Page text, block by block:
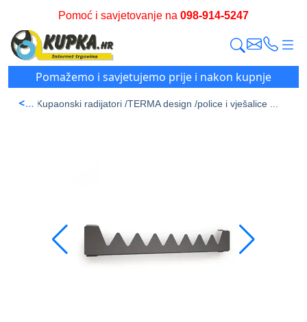
Pomoć i savjetovanje na 098-914-5247
Pomažemo i savjetujemo prije i nakon kupnje
<
stran / Kupaonski radijatori /TERMA design /police i vješalice ...